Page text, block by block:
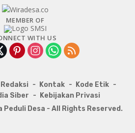
MEMBER OF
WITH US
Redaksi Kontak
Kode Etik
Siber
Kebijakan Privasi
Desa - All Rights Reserved.